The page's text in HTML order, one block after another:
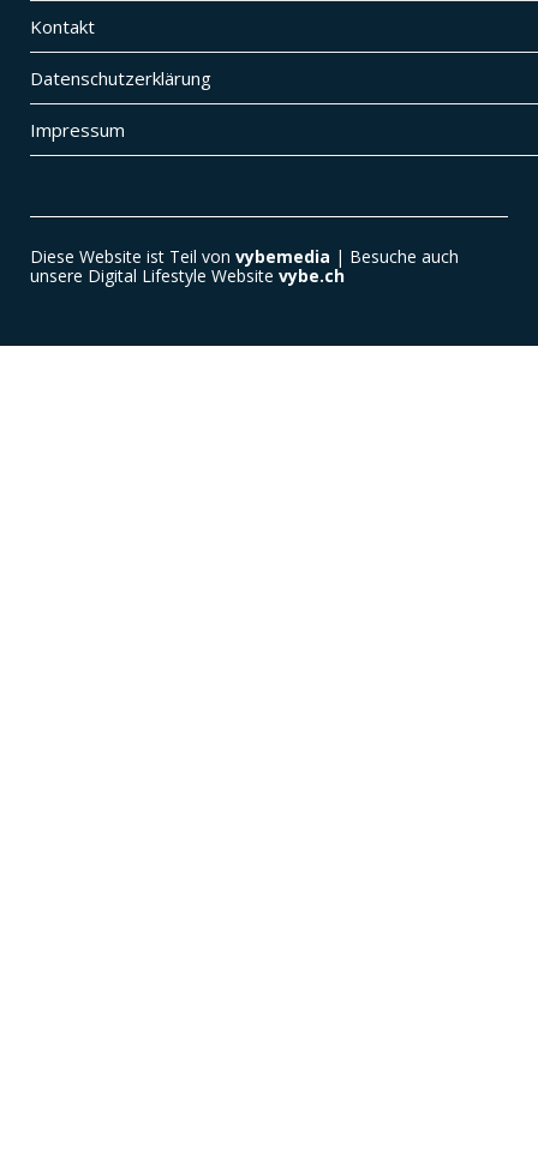
Kontakt
Datenschutzerklärung
Impressum
Diese Website ist Teil von vybemedia | Besuche auch
unsere Digital Lifestyle Website vybe.ch